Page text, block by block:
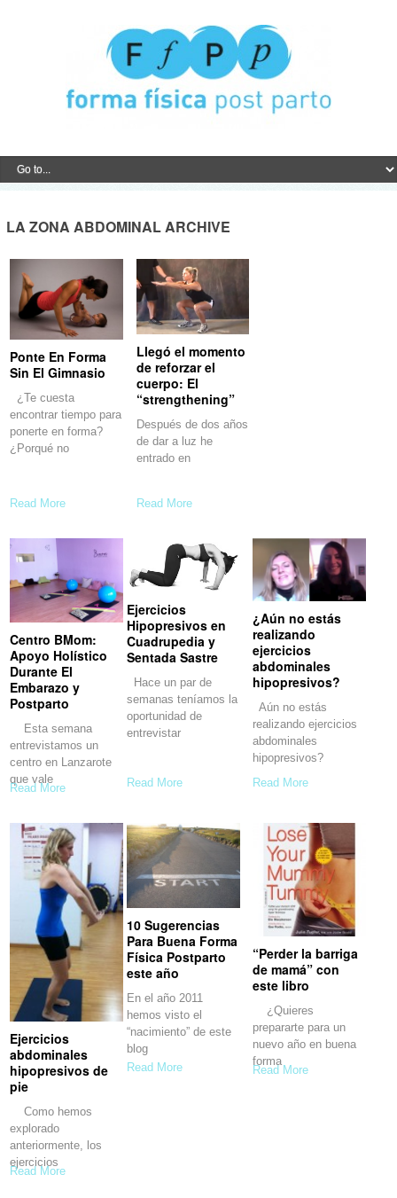
LA ZONA ABDOMINAL ARCHIVE
Ponte En Forma
Sin El Gimnasio
¿Te cuesta
encontrar tiempo para
ponerte en forma?
¿Porqué no
Read More
Llegó el momento
de reforzar el
cuerpo: El
“strengthening”
Después de dos años
de dar a luz he
entrado en
Read More
Centro BMom:
Apoyo Holístico
Durante El
Embarazo y
Postparto
Esta semana
entrevistamos un
centro en Lanzarote
que vale
Read More
Ejercicios
Hipopresivos en
Cuadrupedia y
Sentada Sastre
Hace un par de
semanas teníamos la
oportunidad de
entrevistar
Read More
¿Aún no estás
realizando
ejercicios
abdominales
hipopresivos?
Aún no estás
realizando ejercicios
abdominales
hipopresivos?
Después de esta
Read More
Ejercicios
abdominales
hipopresivos de
pie
Como hemos
explorado
anteriormente, los
ejercicios
abdominales
Read More
10 Sugerencias
Para Buena Forma
Física Postparto
este año
En el año 2011
hemos visto el
“nacimiento” de este
blog
Read More
“Perder la barriga
de mamá” con
este libro
¿Quieres
prepararte para un
nuevo año en buena
forma
física? ¿Quieres
Read More